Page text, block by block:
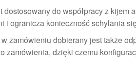
dostosowany do współpracy z kijem
i ogranicza konieczność schylania
zamówieniu dobierany jest także
zamówienia, dzięki czemu